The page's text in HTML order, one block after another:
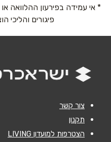
אנא חזרו אלי בקשר ל...
הודעה
051-2395632
מדרחוב המייסדים 41
* אי עמידה בפירעון ההלוואה
פיגורים והליכי
צור קשר
תקנון
הצטרפות למועדון LIVING